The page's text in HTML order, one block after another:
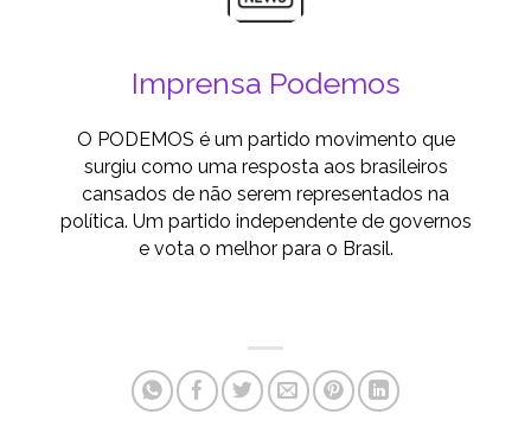
Imprensa Podemos
O PODEMOS é um partido movimento que
surgiu como uma resposta aos brasileiros
cansados de não serem representados na
política. Um partido independente de governos
e vota o melhor para o Brasil.